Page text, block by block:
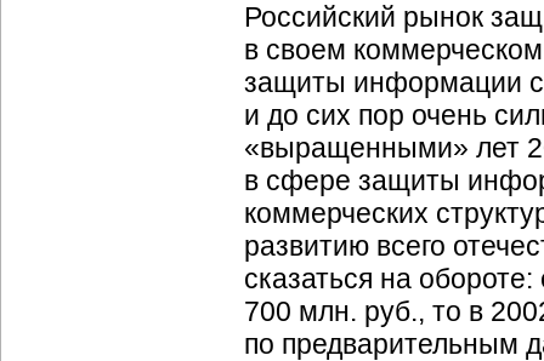
Российский рынок
в своем
защиты информации
и до сих пор очень
«выращенными» лет
в сфере защиты
коммерческих
развитию всего
сказаться на
700 млн. руб., то в
по предварительным